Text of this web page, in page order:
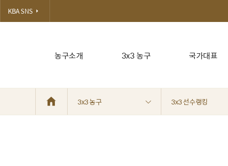
농구소개 3x3 농구 국가대표
KBA SNS
3x3 농구 3x3 선수랭킹